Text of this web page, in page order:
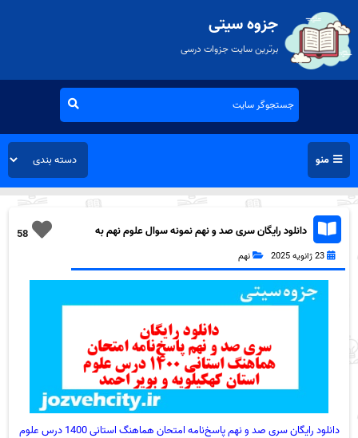
جزوه سیتی
برترین سایت جزوات درسی
منو
58
دانلود رایگان سری صد و نهم نمونه سوال علوم نهم به
23 ژانویه 2025 نهم
دانلود رایگان سری صد و نهم پاسخ‌نامه امتحان هماهنگ استانی 1400 درس علوم